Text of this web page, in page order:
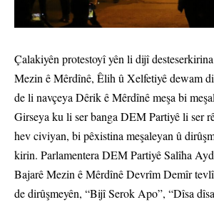
Çalakiyên protestoyî yên li dijî
Mezin ê Mêrdînê, Êlih û Xelfetiyê dewam
de li navçeya Dêrik ê Mêrdînê meşa bi
Girseya ku li ser banga DEM Partiyê li ser
hev civiyan, bi pêxistina meşaleyan û
kirin. Parlamentera DEM Partiyê Salîha
Bajarê Mezin ê Mêrdînê Devrîm Demîr
de dirûşmeyên, “Bijî Serok Apo”, “Dîsa